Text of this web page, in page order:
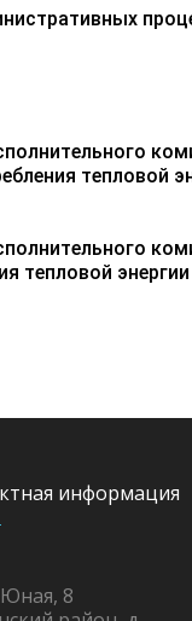
тепловой
тепловой
информация
8